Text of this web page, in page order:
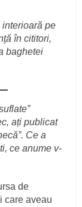
pe
în cititori,
baghetei
ați publicat
Ce a
ce anume v-
de
care aveau